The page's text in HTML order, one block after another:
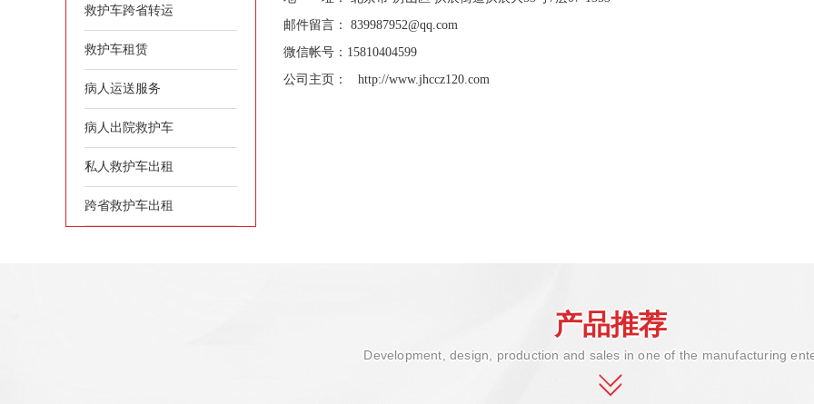
救护车跨省转运
救护车租赁
病人运送服务
病人出院救护车
私人救护车出租
跨省救护车出租
邮件留言： 839987952@qq.com
微信帐号：15810404599
公司主页： http://www.jhccz120.com
产品推荐
Development, design, production and sales in one of the manufacturing